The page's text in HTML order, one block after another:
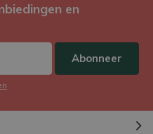
en
Abonneer